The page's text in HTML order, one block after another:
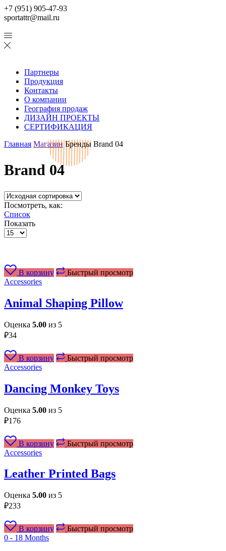
+7 (951) 905-47-93
sportattr@mail.ru
Партнеры
Продукция
Контакты
О компании
География продаж
ДИЗАЙН ПРОЕКТЫ
СЕРТИФИКАЦИЯ
Главная Магазин Бренды Brand 04
Brand 04
Посмотреть, как:
Список
Показать
Товаров
В корзину
Быстрый просмотр
Accessories
Animal Shaping Pillow
Оценка 5.00 из 5
₽34
В корзину
Быстрый просмотр
Accessories
Dancing Monkey Toys
Оценка 5.00 из 5
₽176
В корзину
Быстрый просмотр
Accessories
Leather Printed Bags
Оценка 5.00 из 5
₽233
В корзину
Быстрый просмотр
0 - 18 Months